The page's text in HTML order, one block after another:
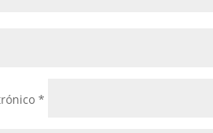
*